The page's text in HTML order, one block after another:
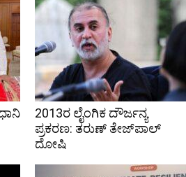
2013ರ ಲೈಂಗಿಕ ದೌರ್ಜನ್ಯ
ಪ್ರಕರಣ: ತರುಣ್ ತೇಜ್‌ಪಾಲ್
ದೋಷಿ